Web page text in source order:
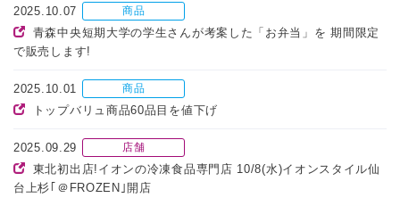
2025.10.07 商品
青森中央短期大学の学生さんが考案した「お弁当」を 期間限定
で販売します!
2025.10.01 商品
トップバリュ商品60品目を値下げ
2025.09.29 店舗
東北初出店!イオンの冷凍食品専門店 10/8(水)イオンスタイル仙
台上杉｢＠FROZEN｣開店